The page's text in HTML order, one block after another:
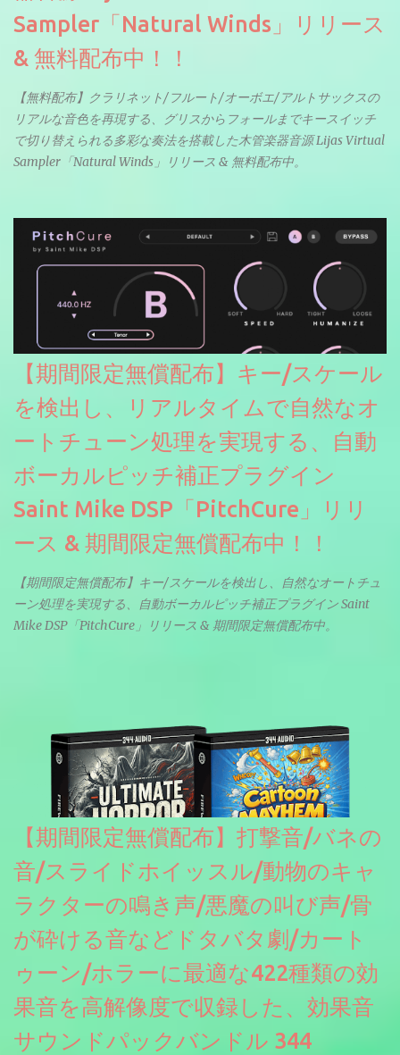
Sampler「Natural Winds」リリース
& 無料配布中！！
【無料配布】クラリネット/フルート/オーボエ/アルトサックスの
リアルな音色を再現する、グリスからフォールまでキースイッチ
で切り替えられる多彩な奏法を搭載した木管楽器音源 Lijas Virtual
Sampler「Natural Winds」リリース & 無料配布中。
【期間限定無償配布】キー/スケール
を検出し、リアルタイムで自然なオ
ートチューン処理を実現する、自動
ボーカルピッチ補正プラグイン
Saint Mike DSP「PitchCure」リリ
ース & 期間限定無償配布中！！
【期間限定無償配布】キー/スケールを検出し、自然なオートチュ
ーン処理を実現する、自動ボーカルピッチ補正プラグイン Saint
Mike DSP「PitchCure」リリース & 期間限定無償配布中。
【期間限定無償配布】打撃音/バネの
音/スライドホイッスル/動物のキャ
ラクターの鳴き声/悪魔の叫び声/骨
が砕ける音などドタバタ劇/カート
ゥーン/ホラーに最適な422種類の効
果音を高解像度で収録した、効果音
サウンドパックバンドル 344